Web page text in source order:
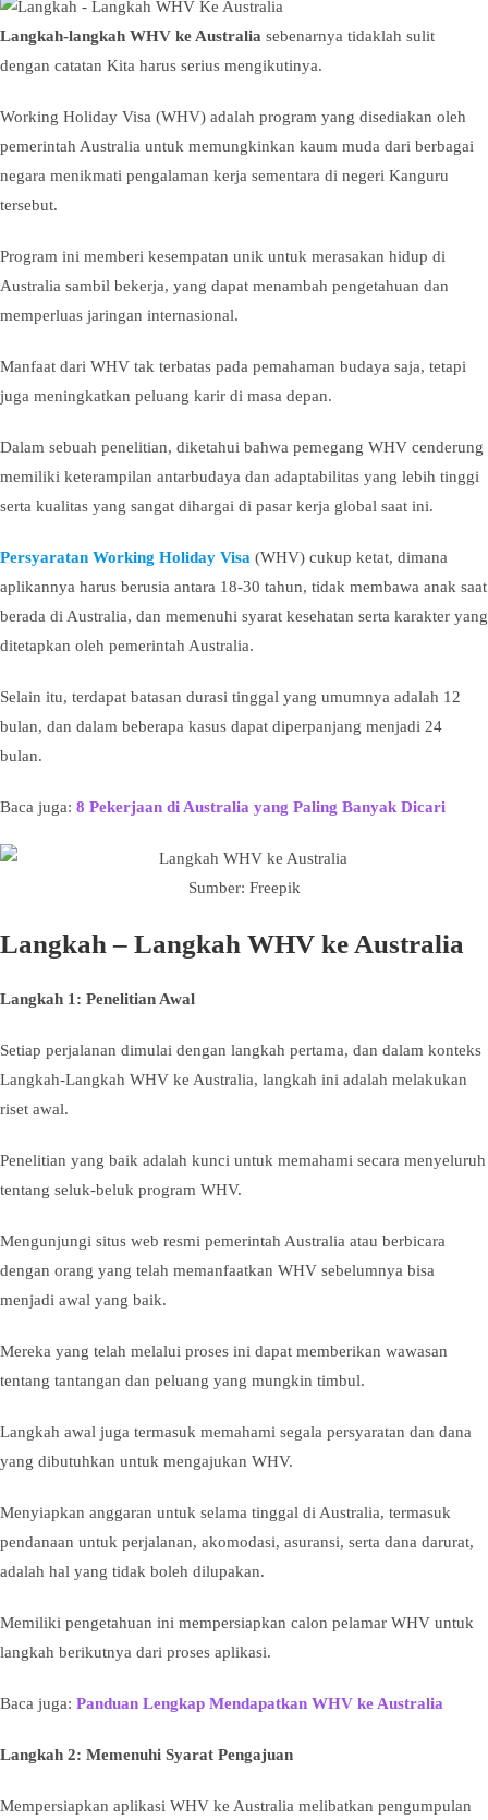
Langkah-langkah WHV ke Australia sebenarnya tidaklah sulit
dengan catatan Kita harus serius mengikutinya.
Working Holiday Visa (WHV) adalah program yang disediakan oleh
pemerintah Australia untuk memungkinkan kaum muda dari berbagai
negara menikmati pengalaman kerja sementara di negeri Kanguru
tersebut.
Program ini memberi kesempatan unik untuk merasakan hidup di
Australia sambil bekerja, yang dapat menambah pengetahuan dan
memperluas jaringan internasional.
Manfaat dari WHV tak terbatas pada pemahaman budaya saja, tetapi
juga meningkatkan peluang karir di masa depan.
Dalam sebuah penelitian, diketahui bahwa pemegang WHV cenderung
memiliki keterampilan antarbudaya dan adaptabilitas yang lebih tinggi
serta kualitas yang sangat dihargai di pasar kerja global saat ini.
Persyaratan Working Holiday Visa (WHV) cukup ketat, dimana
aplikannya harus berusia antara 18-30 tahun, tidak membawa anak saat
berada di Australia, dan memenuhi syarat kesehatan serta karakter yang
ditetapkan oleh pemerintah Australia.
Selain itu, terdapat batasan durasi tinggal yang umumnya adalah 12
bulan, dan dalam beberapa kasus dapat diperpanjang menjadi 24
bulan.
Baca juga: 8 Pekerjaan di Australia yang Paling Banyak Dicari
Sumber: Freepik
Langkah – Langkah WHV ke Australia
Langkah 1: Penelitian Awal
Setiap perjalanan dimulai dengan langkah pertama, dan dalam konteks
Langkah-Langkah WHV ke Australia, langkah ini adalah melakukan
riset awal.
Penelitian yang baik adalah kunci untuk memahami secara menyeluruh
tentang seluk-beluk program WHV.
Mengunjungi situs web resmi pemerintah Australia atau berbicara
dengan orang yang telah memanfaatkan WHV sebelumnya bisa
menjadi awal yang baik.
Mereka yang telah melalui proses ini dapat memberikan wawasan
tentang tantangan dan peluang yang mungkin timbul.
Langkah awal juga termasuk memahami segala persyaratan dan dana
yang dibutuhkan untuk mengajukan WHV.
Menyiapkan anggaran untuk selama tinggal di Australia, termasuk
pendanaan untuk perjalanan, akomodasi, asuransi, serta dana darurat,
adalah hal yang tidak boleh dilupakan.
Memiliki pengetahuan ini mempersiapkan calon pelamar WHV untuk
langkah berikutnya dari proses aplikasi.
Baca juga: Panduan Lengkap Mendapatkan WHV ke Australia
Langkah 2: Memenuhi Syarat Pengajuan
Mempersiapkan aplikasi WHV ke Australia melibatkan pengumpulan